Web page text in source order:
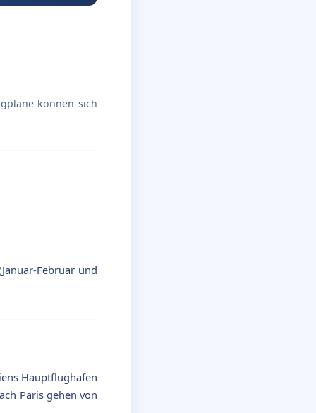
können sich
Februar und
Hauptflughafen
Paris gehen von